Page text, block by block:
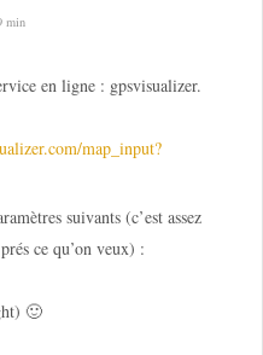
min
en ligne : gpsvisualizer.
map_input?
suivants (c’est assez
ce qu’on veux) :
🙂